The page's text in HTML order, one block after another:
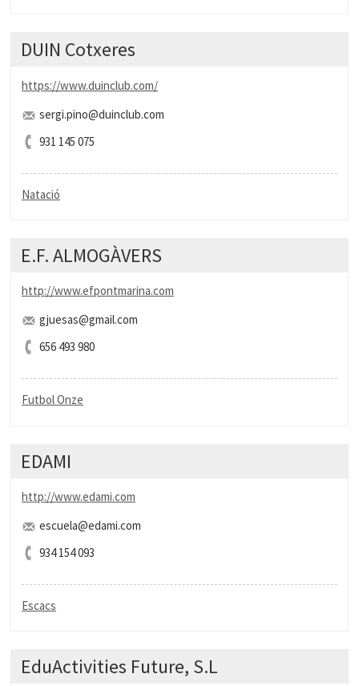
DUIN Cotxeres
https://www.duinclub.com/
sergi.pino@duinclub.com
931 145 075
Natació
E.F. ALMOGÀVERS
http://www.efpontmarina.com
gjuesas@gmail.com
656 493 980
Futbol Onze
EDAMI
http://www.edami.com
escuela@edami.com
934 154 093
Escacs
EduActivities Future, S.L